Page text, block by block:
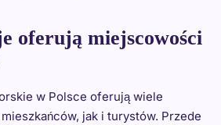
oferują miejscowości
w Polsce oferują wiele
jak i turystów. Przede